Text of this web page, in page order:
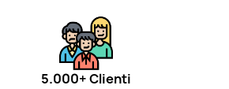
5.000+ Clienti